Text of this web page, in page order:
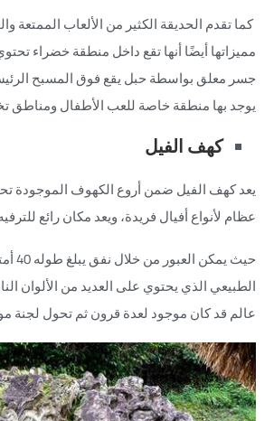
كما تقدم الحديقة الكثير من الألعاب الممتعة
مميزاتها أيضًا أنها تقع داخل منطقة خضراء
جسر معلق بواسطة حبل يقع فوق المسبح
يوجد بها منطقة خاصة للعب الأطفال ومناطق
كهف الفيل
يعد كهف الفيل ضمن أروع الكهوف الموجودة
عظام لأنواع أفيال فريدة، ويعد مكان رائع
حيث
الطبيعي الذي يحتوي على العديد من الألوان
عالم قد كان موجود لعدة قرون ثم تحول لجنة